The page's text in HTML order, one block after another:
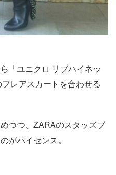
「ユニクロ リブハイネッ
レアスカートを合わせる
つつ、ZARAのスタッズブ
がハイセンス。